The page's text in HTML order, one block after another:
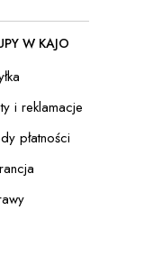
W KAJO
i reklamacje
płatności